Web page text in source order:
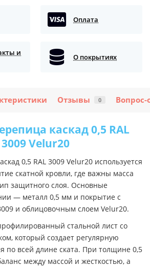
Оплата
и
О покрытиях
Отзывы 0 Вопрос-
каскад 0,5 RAL
3009 Velur20
0,5 RAL 3009 Velur20 используется
скатной кровли, где важны масса
защитного слоя. Основные
— металл 0,5 мм и покрытие с
и облицовочным слоем Velur20.
стальной лист со
который создает регулярную
по всей длине ската. При толщине 0,5
между массой и жесткостью, а